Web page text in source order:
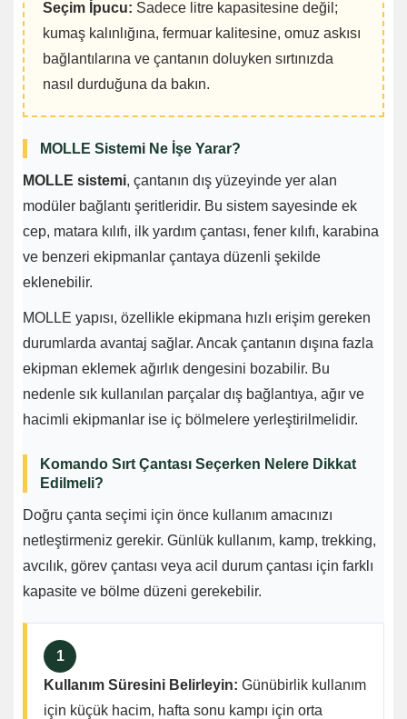
Seçim İpucu: Sadece litre kapasitesine değil;
kumaş kalınlığına, fermuar kalitesine, omuz askısı
bağlantılarına ve çantanın doluyken sırtınızda
nasıl durduğuna da bakın.
MOLLE Sistemi Ne İşe Yarar?
MOLLE sistemi, çantanın dış yüzeyinde yer alan
modüler bağlantı şeritleridir. Bu sistem sayesinde ek
cep, matara kılıfı, ilk yardım çantası, fener kılıfı, karabina
ve benzeri ekipmanlar çantaya düzenli şekilde
eklenebilir.
MOLLE yapısı, özellikle ekipmana hızlı erişim gereken
durumlarda avantaj sağlar. Ancak çantanın dışına fazla
ekipman eklemek ağırlık dengesini bozabilir. Bu
nedenle sık kullanılan parçalar dış bağlantıya, ağır ve
hacimli ekipmanlar ise iç bölmelere yerleştirilmelidir.
Komando Sırt Çantası Seçerken Nelere Dikkat
Edilmeli?
Doğru çanta seçimi için önce kullanım amacınızı
netleştirmeniz gerekir. Günlük kullanım, kamp, trekking,
avcılık, görev çantası veya acil durum çantası için farklı
kapasite ve bölme düzeni gerekebilir.
1
Kullanım Süresini Belirleyin: Günübirlik kullanım
için küçük hacim, hafta sonu kampı için orta